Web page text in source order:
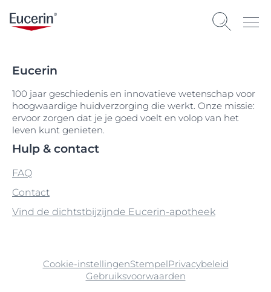
Eucerin
100 jaar geschiedenis en innovatieve wetenschap voor
hoogwaardige huidverzorging die werkt. Onze missie:
ervoor zorgen dat je je goed voelt en volop van het
leven kunt genieten.
Hulp & contact
FAQ
Contact
Vind de dichtstbijzijnde Eucerin-apotheek
Cookie-instellingenStempelPrivacybeleid
Gebruiksvoorwaarden